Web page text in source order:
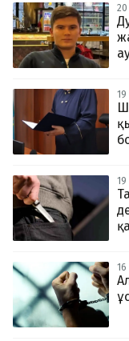
20
19
19